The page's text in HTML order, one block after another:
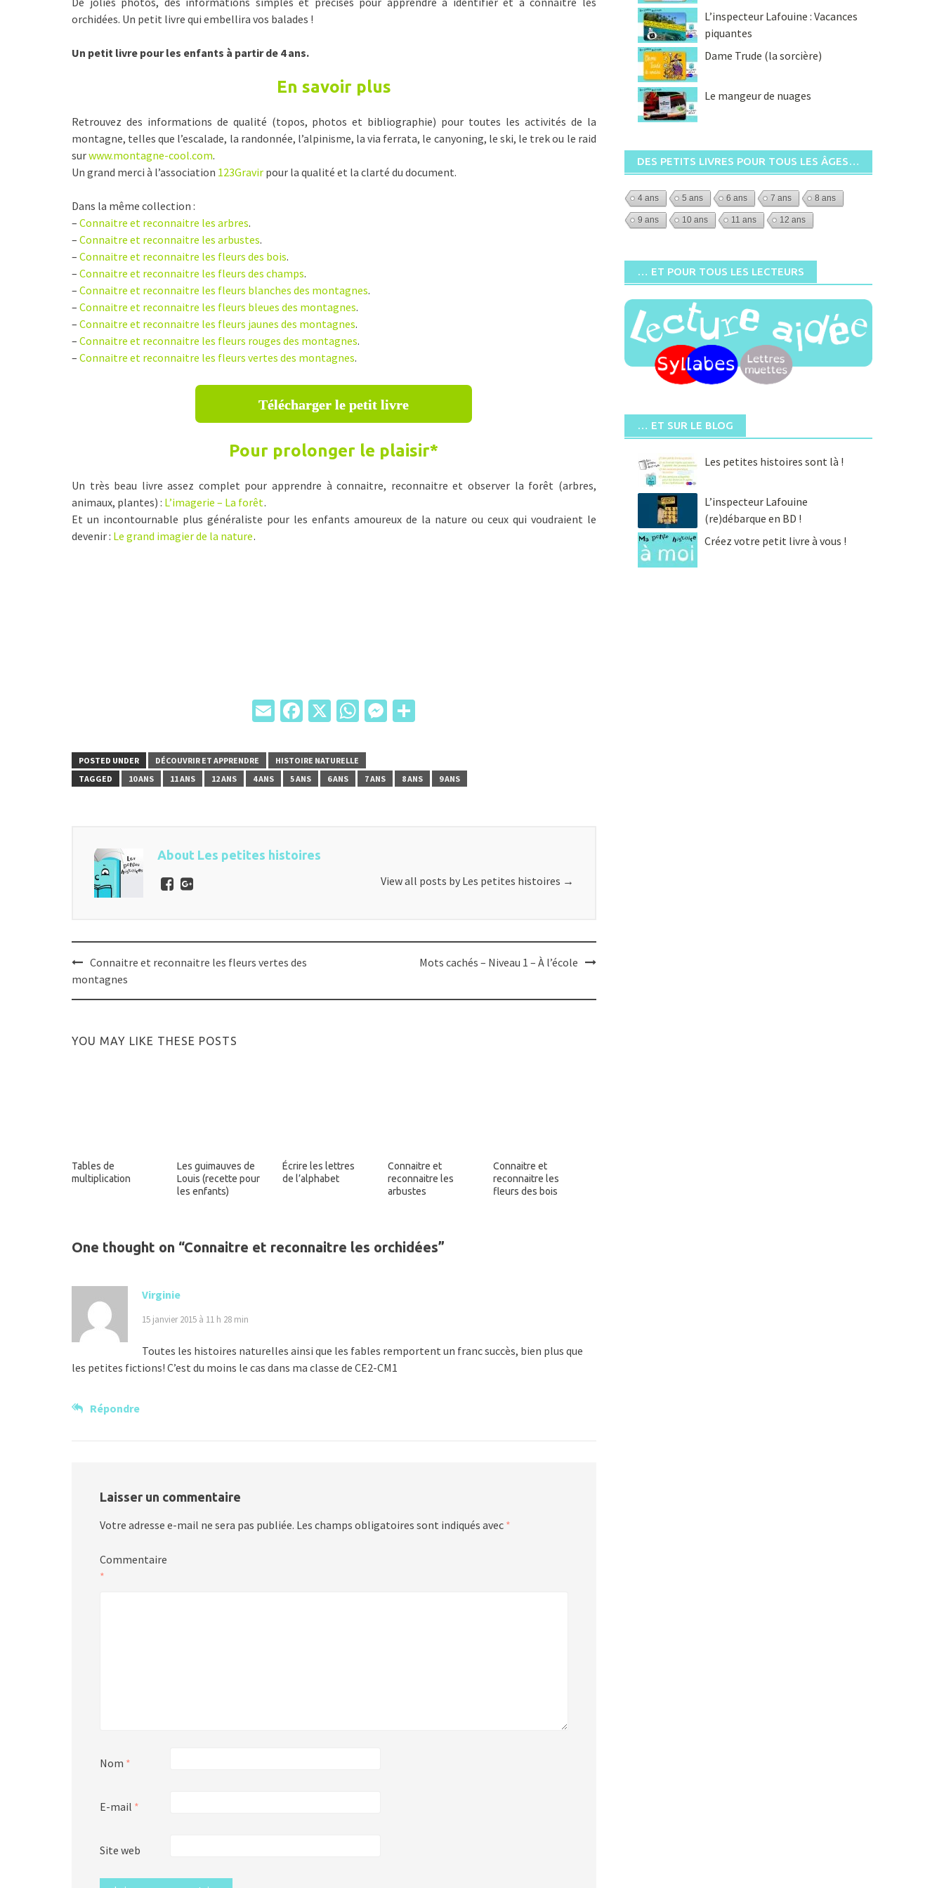
orchidées. Un petit livre qui embellira vos balades !
Un petit livre pour les enfants à partir de 4 ans.
En savoir plus
Retrouvez des informations de qualité (topos, photos et bibliographie) pour toutes les activités de la
montagne, telles que l’escalade, la randonnée, l’alpinisme, la via ferrata, le canyoning, le ski, le trek ou le raid
surwww.montagne-cool.com.
Un grand merci à l’association 123Gravir pour la qualité et la clarté du document.
Dans la même collection :
– Connaitre et reconnaitre les arbres.
– Connaitre et reconnaitre les arbustes.
– Connaitre et reconnaitre les fleurs des bois.
– Connaitre et reconnaitre les fleurs des champs.
– Connaitre et reconnaitre les fleurs blanches des montagnes.
– Connaitre et reconnaitre les fleurs bleues des montagnes.
– Connaitre et reconnaitre les fleurs jaunes des montagnes.
– Connaitre et reconnaitre les fleurs rouges des montagnes.
– Connaitre et reconnaitre les fleurs vertes des montagnes.
Télécharger le petit livre
Pour prolonger le plaisir*
Un très beau livre assez complet pour apprendre à connaitre, reconnaitre et observer la forêt (arbres,
animaux, plantes) : L’imagerie – La forêt.
Et un incontournable plus généraliste pour les enfants amoureux de la nature ou ceux qui voudraient le
devenir : Le grand imagier de la nature.
EmailFacebook
X WhatsApp
Messenger
POSTED UNDER DÉCOUVRIR ET APPRENDRE
HISTOIRE NATURELLE
TAGGED
10 ANS 11 ANS 12 ANS 4 ANS 5 ANS 6 ANS 7 ANS 8 ANS 9 ANS
About Les petites histoires
View all posts by Les petites histoires →
Post
navigation
Connaitre et reconnaitre les fleurs vertes des
montagnes
Mots cachés – Niveau 1 – À l’école
YOU MAY LIKE THESE POSTS
Tables de
multiplication
Les guimauves de
Louis (recette pour
les enfants)
Écrire les lettres
de l’alphabet
Connaitre et
reconnaitre les
arbustes
Connaitre et
reconnaitre les
fleurs des bois
One thought on “Connaitre et reconnaitre les orchidées”
Virginie
15 janvier 2015 à 11 h 28 min
Toutes les histoires naturelles ainsi que les fables remportent un franc succès, bien plus que
les petites fictions! C’est du moins le cas dans ma classe de CE2-CM1
Répondre
Laisser un commentaire
Votre adresse e-mail ne sera pas publiée. Les champs obligatoires sont indiqués avec *
Commentaire
*
Nom *
E-mail *
Site web
L’inspecteur Lafouine : Vacances
piquantes
Dame Trude (la sorcière)
Le mangeur de nuages
DES PETITS LIVRES POUR TOUS LES ÂGES…
4 ans 5 ans 6 ans 7 ans 8 ans
9 ans 10 ans 11 ans 12 ans
… ET POUR TOUS LES LECTEURS
… ET SUR LE BLOG
Les petites histoires sont là !
L’inspecteur Lafouine
(re)débarque en BD !
Créez votre petit livre à vous !